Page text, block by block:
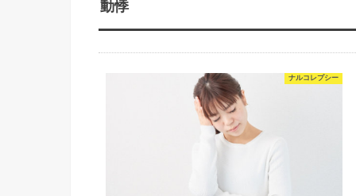
動悸
ナルコレプシー